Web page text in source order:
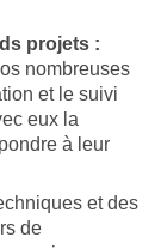
projets :
nombreuses
et le suivi
eux la
à leur
et des
de